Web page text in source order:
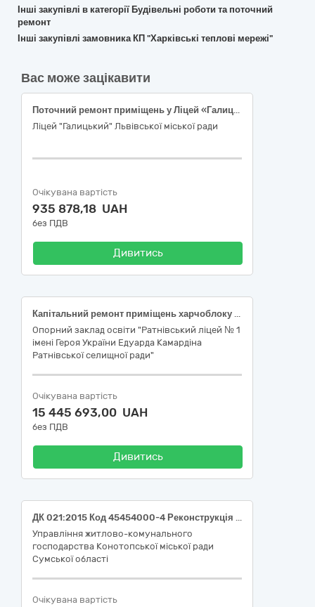
Інші закупівлі в категорії Будівельні роботи та поточний
ремонт
Інші закупівлі замовника КП "Харківські теплові мережі"
Вас може зацікавити
Поточний ремонт приміщень у Ліцей «Галицький» Львівської міської ради, що знаходиться за адресою: м. Львів, вул Замкова, буд.4 (ДК 021:2015: (CPV) 45450000-6 Інші завершальні будівельні роботи)
Ліцей "Галицький" Львівської міської ради
Очікувана вартість
935 878,18 UAH
без ПДВ
Дивитись
Капітальний ремонт приміщень харчоблоку опорного закладу освіти "Ратнівський ліцей №1 Ратнівської селищної ради" по вул. Центральна, 50 в смт Ратне Ковельського району, Волинської області (коригування №3) (ДК 021:2015: 45453000-7 Капітальний ремонт і реставрація)
Опорний заклад освіти "Ратнівський ліцей № 1
імені Героя України Едуарда Камардіна
Ратнівської селищної ради"
Очікувана вартість
15 445 693,00 UAH
без ПДВ
Дивитись
ДК 021:2015 Код 45454000-4 Реконструкція (Реконструкція будівлі гуртожитку у багатоквартирний житловий будинок по вул.Свято-Миколаївська,21 в с.Підлипне Конотопської міської територіальної громади)
Управління житлово-комунального
господарства Конотопської міської ради
Сумської області
Очікувана вартість